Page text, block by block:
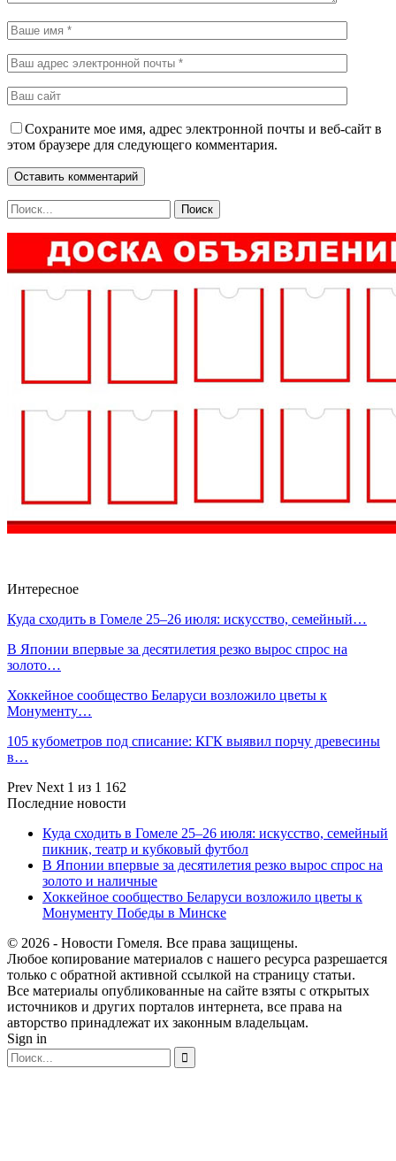
Сохраните мое имя, адрес электронной почты и веб-сайт в
этом браузере для следующего комментария.
Интересное
Куда сходить в Гомеле 25–26 июля: искусство, семейный…
В Японии впервые за десятилетия резко вырос спрос на
золото…
Хоккейное сообщество Беларуси возложило цветы к
Монументу…
105 кубометров под списание: КГК выявил порчу древесины
в…
Prev Next 1 из 1 162
Последние новости
Куда сходить в Гомеле 25–26 июля: искусство, семейный
пикник, театр и кубковый футбол
В Японии впервые за десятилетия резко вырос спрос на
золото и наличные
Хоккейное сообщество Беларуси возложило цветы к
Монументу Победы в Минске
© 2026 - Новости Гомеля. Все права защищены.
Любое копирование материалов с нашего ресурса разрешается
только с обратной активной ссылкой на страницу статьи.
Все материалы опубликованные на сайте взяты с открытых
источников и других порталов интернета, все права на
авторство принадлежат их законным владельцам.
Sign in